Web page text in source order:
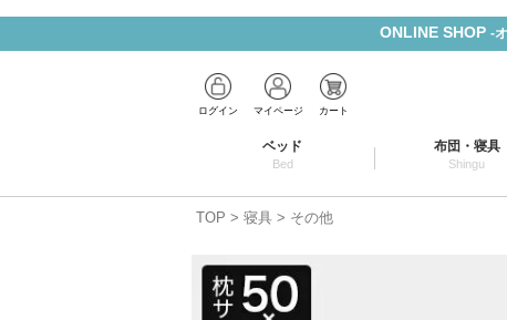
ONLINE SHOP -
ログイン マイページ カート
ベッド
Bed
布団・寝具
Shingu
TOP 寝具 その他